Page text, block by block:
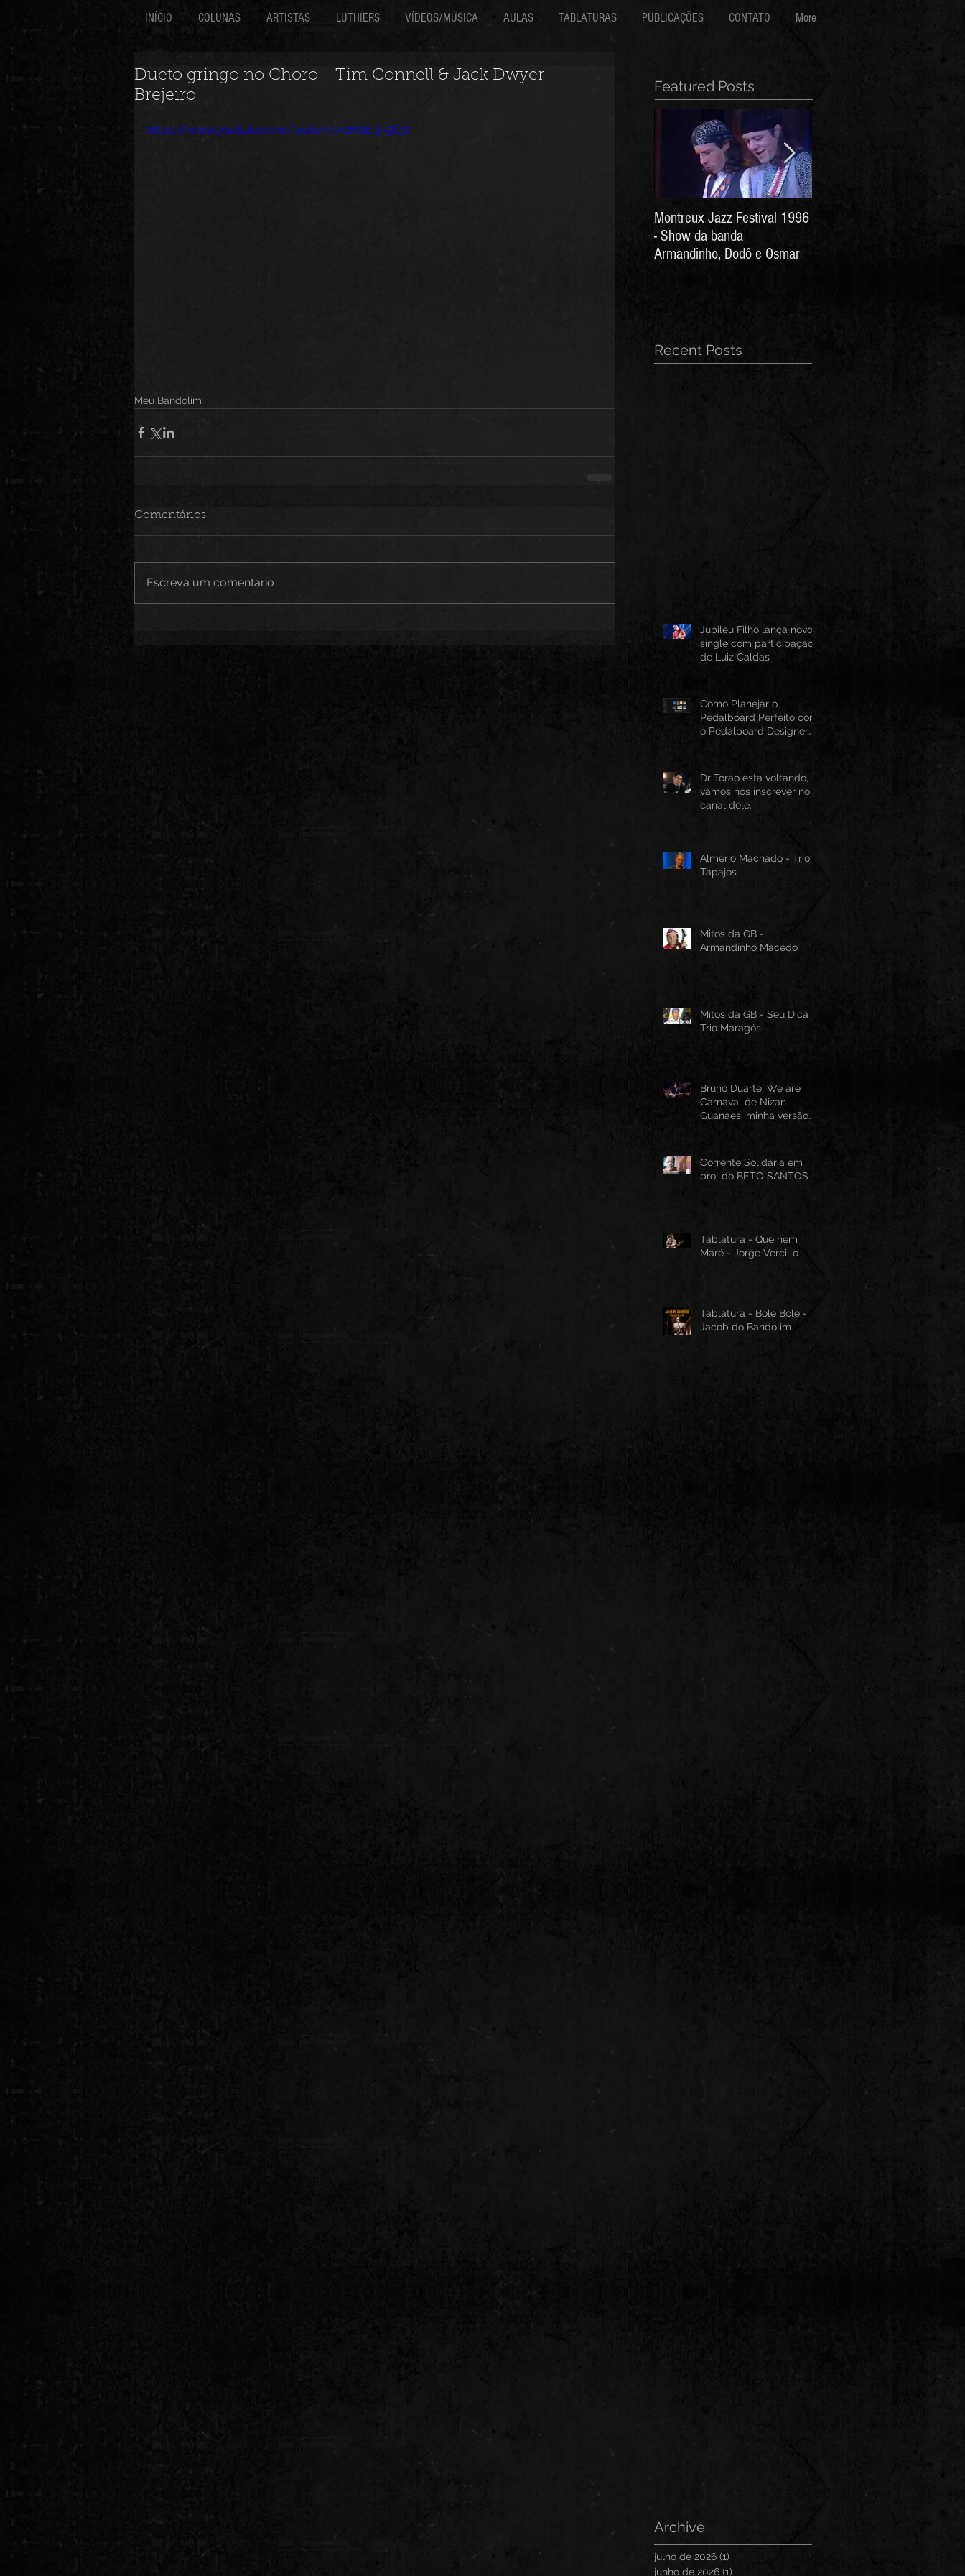
INÍCIO COLUNAS ARTISTAS LUTHIERS VÍDEOS/MÚSICA AULAS TABLATURAS PUBLICAÇÕES CONTATO More
Dueto gringo no Choro - Tim Connell & Jack Dwyer -
Brejeiro
https://www.youtube.com/watch?v=2H2El3-5E9I
Meu Bandolim
Comentários
Escreva um comentário
Featured Posts
Montreux Jazz Festival 1996
- Show da banda
Armandinho, Dodô e Osmar
Recent Posts
Jubileu Filho lança novo
single com participação
de Luiz Caldas
Como Planejar o
Pedalboard Perfeito com
o Pedalboard Designer
Dr Torao esta voltando,
vamos nos inscrever no
canal dele.
Almério Machado - Trio
Tapajós
Mitos da GB -
Armandinho Macêdo
Mitos da GB - Seu Dica -
Trio Maragós
Bruno Duarte: We are
Carnaval de Nizan
Guanaes, minha versão
Corrente Solidária em
prol do BETO SANTOS
Tablatura - Que nem
Maré - Jorge Vercillo
Tablatura - Bole Bole -
Jacob do Bandolim
Archive
julho de 2026 (1)
junho de 2026 (1)